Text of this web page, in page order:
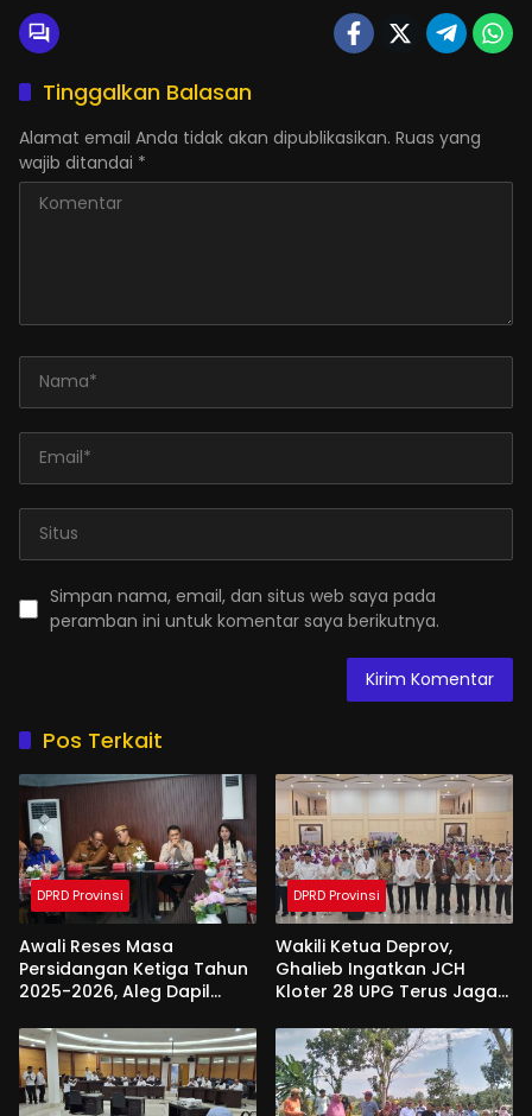
Tinggalkan Balasan
Alamat email Anda tidak akan dipublikasikan. Ruas yang
wajib ditandai *
Simpan nama, email, dan situs web saya pada
peramban ini untuk komentar saya berikutnya.
Pos Terkait
DPRD Provinsi
Awali Reses Masa
Persidangan Ketiga Tahun
2025-2026, Aleg Dapil
Apresiasi Dari Pemda
DPRD Provinsi
Wakili Ketua Deprov,
Ghalieb Ingatkan JCH
Kloter 28 UPG Terus Jaga
Tanah Suci